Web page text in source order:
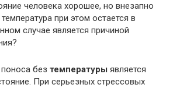
человека хорошее, но внезапно
температура при этом остается в
случае является причиной
без температуры является
При серьезных стрессовых